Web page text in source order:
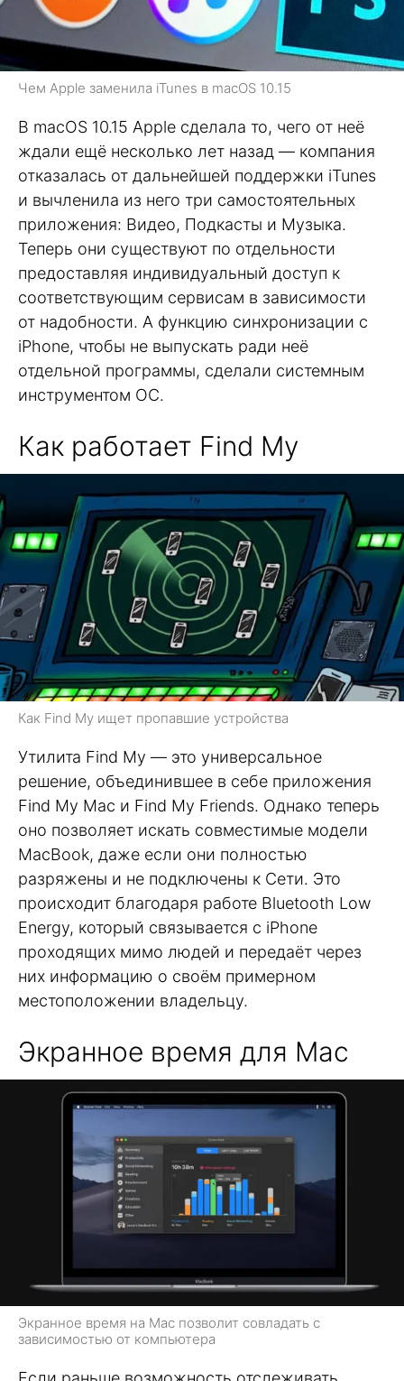
Чем Apple заменила iTunes в macOS 10.15
В macOS 10.15 Apple сделала то, чего от неё
ждали ещё несколько лет назад — компания
отказалась от дальнейшей поддержки iTunes
и вычленила из него три самостоятельных
приложения: Видео, Подкасты и Музыка.
Теперь они существуют по отдельности
предоставляя индивидуальный доступ к
соответствующим сервисам в зависимости
от надобности. А функцию синхронизации с
iPhone, чтобы не выпускать ради неё
отдельной программы, сделали системным
инструментом ОС.
Как работает Find My
Как Find My ищет пропавшие устройства
Утилита Find My — это универсальное
решение, объединившее в себе приложения
Find My Mac и Find My Friends. Однако теперь
оно позволяет искать совместимые модели
MacBook, даже если они полностью
разряжены и не подключены к Сети. Это
происходит благодаря работе Bluetooth Low
Energy, который связывается с iPhone
проходящих мимо людей и передаёт через
них информацию о своём примерном
местоположении владельцу.
Экранное время для Mac
Экранное время на Mac позволит совладать с
зависимостью от компьютера